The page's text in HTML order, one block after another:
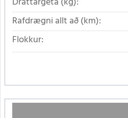
Rafdrægni allt að (km):
Flokkur: